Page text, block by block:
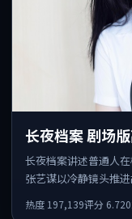
长夜档案 剧场
长夜档案讲述普通人
张艺谋以冷静镜头推
热度 197,139评分 6.7